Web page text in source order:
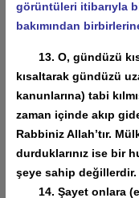
görüntüleri itibarıyla
bakımından
13. O, gündüzü
kısaltarak gündüzü
kanunlarına) tabi
zaman içinde akıp
Rabbiniz Allah’tır.
durduklarınız ise bir
şeye sahip değillerdir.
14. Şayet onlara (el